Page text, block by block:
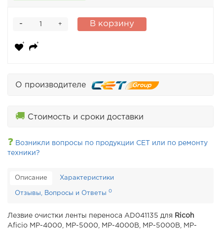
+
- В корзину
О производителе
🚚 Стоимость и сроки доставки
❓ Возникли вопросы по продукции CET или по ремонту
техники?
Описание Характеристики
Отзывы, Вопросы и Ответы 0
Лезвие очистки ленты переноса AD041135 для
Ricoh
Aficio MP-4000, MP-5000, MP-4000B, MP-5000B, MP-